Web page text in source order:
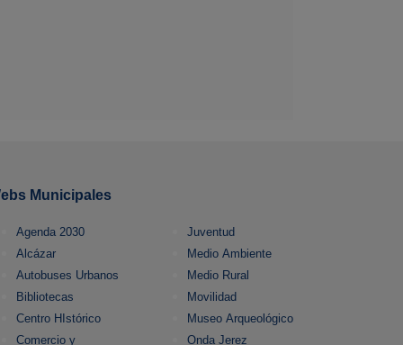
Municipales
Agenda 2030
Alcázar
Autobuses Urbanos
Bibliotecas
Centro HIstórico
Comercio y
Juventud
Medio Ambiente
Medio Rural
Movilidad
Museo Arqueológico
Onda Jerez